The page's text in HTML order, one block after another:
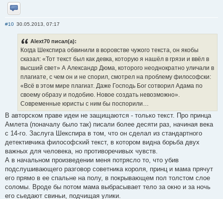
Отправить личное сообщение
#10 30.05.2013, 07:17
Alext70 писал(а):
Когда Шекспира обвинили в воровстве чужого текста, он якобы
сказал: «Тот текст был как девка, которую я нашёл в грязи и ввёл в
высший свет» А Александр Дюма, которого неоднократно уличали в
плагиате, с чем он и не спорил, смотрел на проблему философски:
«Всё в этом мире плагиат. Даже Господь Бог сотворил Адама по
своему образу и подобию. Новое создать невозможно».
Современные юристы с ним бы поспорили…
В авторском праве идеи не защищаются - только текст. Про принца
Амлета (поначалу было так) писали более десяти раз, начиная века
с 14-го. Заслуга Шекспира в том, что он сделал из стандартного
детективчика философский текст, в котором видна борьба двух
важных для человека, но противоречивых чувств.
А в начальном произведении меня потрясло то, что убив
подслушивающего разговор советника короля, принц и мама прячут
его прямо в ее спальне на полу, в покрывающем пол толстом слое
соломы. Вроде бы потом мама выбрасывает тело за окно и за ночь
его сьедают свиньи, подчищая улики.